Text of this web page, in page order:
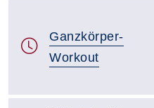
Ganzkörper-
Workout